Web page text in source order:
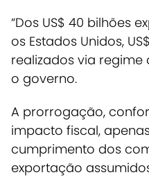
“Dos US$ 40 bilhões
os Estados Unidos,
realizados via regime
o governo.
A prorrogação,
impacto fiscal,
cumprimento dos
exportação